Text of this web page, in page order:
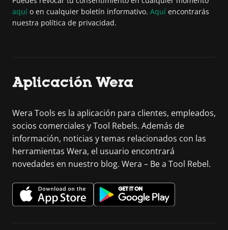
aquí o en cualquier boletín informativo. Aquí encontrarás
nuestra política de privacidad.
Aplicación Wera
Wera Tools es la aplicación para clientes, empleados,
socios comerciales y Tool Rebels. Además de
información, noticias y temas relacionados con las
herramientas Wera, el usuario encontrará
novedades en nuestro blog. Wera – Be a Tool Rebel.